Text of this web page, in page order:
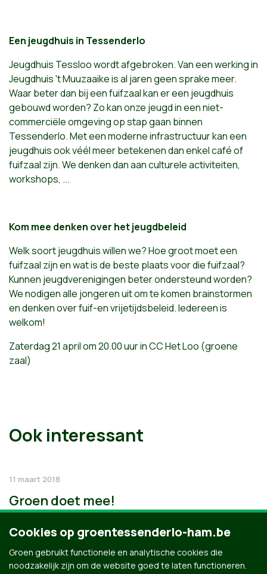
Een jeugdhuis in Tessenderlo
Jeugdhuis Tessloo wordt afgebroken. Van een werking in
Jeugdhuis 't Muuzaaike is al jaren geen sprake meer.
Waar beter dan bij een fuifzaal kan er een jeugdhuis
gebouwd worden? Zo kan onze jeugd in een niet-
commerciële omgeving op stap gaan binnen
Tessenderlo. Met een moderne infrastructuur kan een
jeugdhuis ook véél meer betekenen dan enkel café of
fuifzaal zijn. We denken dan aan culturele activiteiten,
workshops, ...
Kom mee denken over het jeugdbeleid
Welk soort jeugdhuis willen we? Hoe groot moet een
fuifzaal zijn en wat is de beste plaats voor die fuifzaal?
Kunnen jeugdverenigingen beter ondersteund worden?
We nodigen alle jongeren uit om te komen brainstormen
en denken over fuif-en vrijetijdsbeleid. Iedereen is
welkom!
Zaterdag 21 april om 20.00 uur in CC Het Loo (groene
zaal)
Ook interessant
11 maart 2018
Groen doet mee!
Cookies op groentessenderlo-ham.be
Groen gebruikt functionele en analytische cookies die
noodzakelijk zijn om de website goed te laten functioneren.